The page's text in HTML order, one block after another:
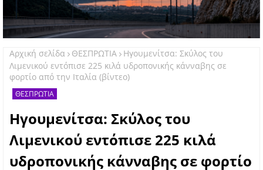
Αρχική σελίδα ΘΕΣΠΡΩΤΙΑ
Ηγουμενίτσα: Σκύλος του
Λιμενικού εντόπισε 225 κιλά υδροπονικής κάνναβης σε
φορτίο από την Ιταλία (βίντεο)
ΘΕΣΠΡΩΤΙΑ
Ηγουμενίτσα: Σκύλος του
Λιμενικού εντόπισε 225 κιλά
υδροπονικής κάνναβης σε φορτίο